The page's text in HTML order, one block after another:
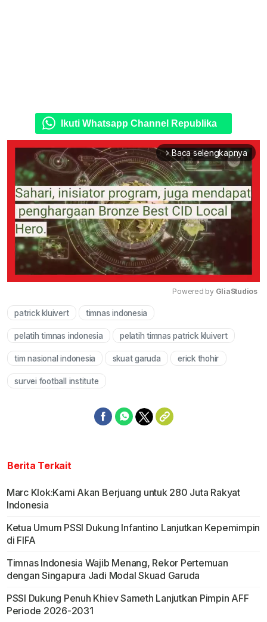
Ikuti Whatsapp Channel Republika
arrow_forward_ios Baca selengkapnya
Powered by GliaStudios
patrick kluivert timnas indonesia
pelatih timnas indonesia pelatih timnas patrick kluivert
tim nasional indonesia skuat garuda erick thohir
survei football institute
Berita Terkait
Marc Klok:Kami Akan Berjuang untuk 280 Juta Rakyat
Indonesia
Ketua Umum PSSI Dukung Infantino Lanjutkan Kepemimpin
di FIFA
Timnas Indonesia Wajib Menang, Rekor Pertemuan
dengan Singapura Jadi Modal Skuad Garuda
PSSI Dukung Penuh Khiev Sameth Lanjutkan Pimpin AFF
Periode 2026-2031